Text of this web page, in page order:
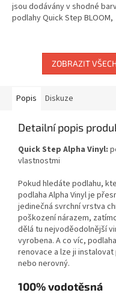
jsou dodávány v shodné
podlahy Quick Step BLOOM,
ZOBRAZIT
Popis Diskuze
Detailní popis
Quick Step Alpha Vinyl:
vlastnostmi
Pokud hledáte podlahu,
podlaha Alpha Vinyl je
jedinečná svrchní vrstva
poškození nárazem,
dělá tu nejvoděodolnější
vyrobena. A co víc,
renovace a lze ji
nebo nerovný.
100% vodotěsná